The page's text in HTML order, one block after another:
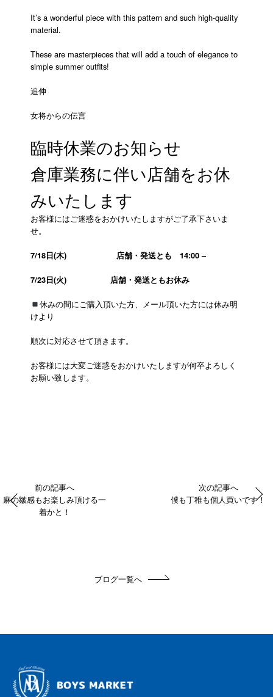
It’s a wonderful piece with this pattern and such high-quality
material.
These are masterpieces that will add a touch of elegance to
simple summer outfits!
追伸
女将からの伝言
臨時休業のお知らせ
倉庫業務に伴い店舗をお休
みいたします
お客様にはご迷惑をおかけいたしますがご了承下さいま
せ。
7/18日(木) 店舗・発送とも 14:00 –
7/23日(火) 店舗・発送ともお休み
休みの間にご購入頂いた方、メール頂いた方には休み明
けより
順次に対応させて頂きます。
お客様には大変ご迷惑をおかけいたしますが何卒よろしく
お願い致します。
前の記事へ
麻の皺感もお楽しみ頂ける一
着かと！
次の記事へ
僕も丁稚も個人買いです！
ブログ一覧へ